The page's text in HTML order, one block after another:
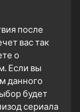
после
вас так
о
Если вы
данного
будет
сериала